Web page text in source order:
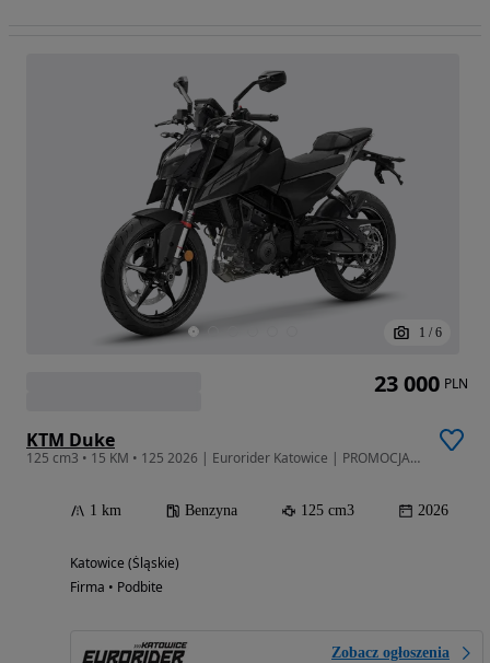
1 / 6
KTM Duke
125 cm3 • 15 KM • 125 2026 | Eurorider Katowice | PROMOCJA !! | Dostępny od ręki !!
1 km Benzyna 125 cm3 2026
Katowice (Śląskie)
Firma • Podbite
Zobacz ogłoszenia
23 000 PLN